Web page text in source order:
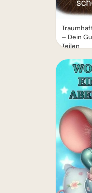
– Dein
Teilen